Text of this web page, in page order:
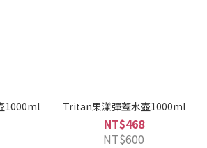
1000ml Tritan果漾彈蓋水壺1000ml
NT$468
NT$600